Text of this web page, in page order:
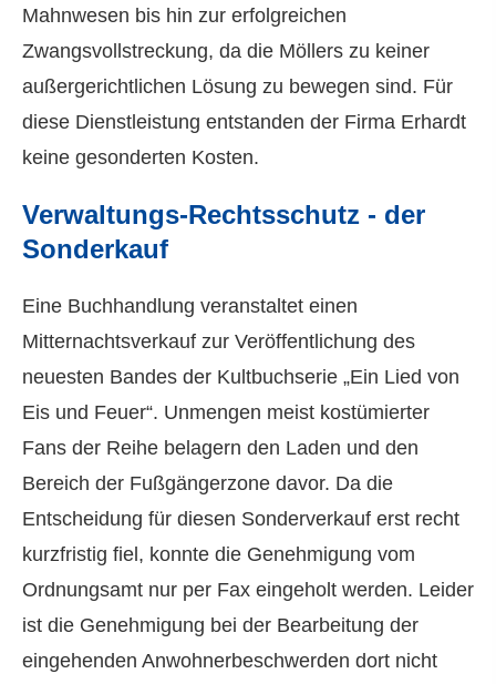
Mahnwesen bis hin zur erfolgreichen
Zwangsvollstreckung, da die Möllers zu keiner
außergerichtlichen Lösung zu bewegen sind. Für
diese Dienstleistung entstanden der Firma Erhardt
keine gesonderten Kosten.
Verwaltungs-Rechtsschutz - der
Sonderkauf
Eine Buchhandlung veranstaltet einen
Mitternachtsverkauf zur Veröffentlichung des
neuesten Bandes der Kultbuchserie „Ein Lied von
Eis und Feuer“. Unmengen meist kostümierter
Fans der Reihe belagern den Laden und den
Bereich der Fußgängerzone davor. Da die
Entscheidung für diesen Sonderverkauf erst recht
kurzfristig fiel, konnte die Genehmigung vom
Ordnungsamt nur per Fax eingeholt werden. Leider
ist die Genehmigung bei der Bearbeitung der
eingehenden Anwohnerbeschwerden dort nicht